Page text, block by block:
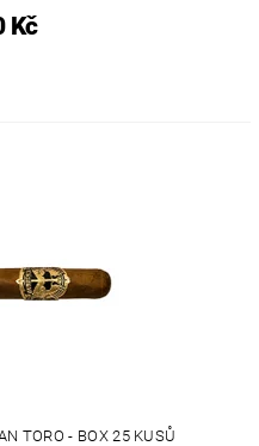
Kč
TORO - BOX 25 KUSŮ